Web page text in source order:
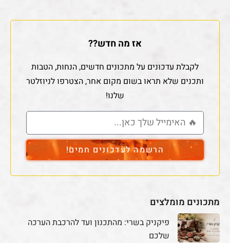
אז מה חדש??
לקבלת עדכונים על מתכונים חדשים, הנחות, הטבות
ותכנים שלא תראו בשום מקום אחר, הצטרפו לניוזלטר
שלנו!
הרשמה לעדכונים חמים!
מתכונים מומלצים
פיקניק בשרי: מהתכנון ועד להרכבת הערכה
שלכם